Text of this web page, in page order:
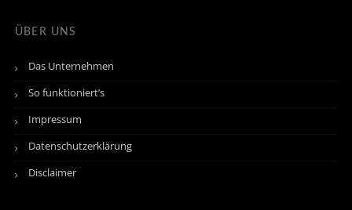
ÜBER UNS
Das Unternehmen
So funktioniert’s
Impressum
Datenschutzerklärung
Disclaimer